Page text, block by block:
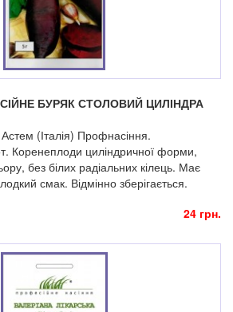
БУРЯК СТОЛОВИЙ ЦИЛІНДРА
(Італія) Профнасіння.
Коренеплоди циліндричної форми,
без білих радіальних кілець. Має
смак. Відмінно зберігається.
24 грн.